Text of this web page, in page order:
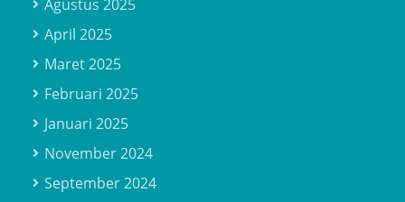
Agustus 2025
April 2025
Maret 2025
Februari 2025
Januari 2025
November 2024
September 2024